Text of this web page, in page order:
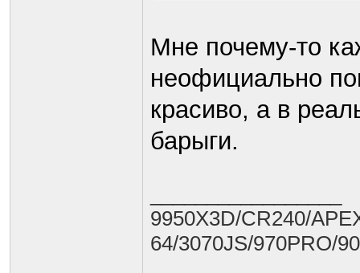
Мне почему-то
неофициально
красиво, а в
барыги.
9950X3D/CR240/
64/3070JS/970PRO/